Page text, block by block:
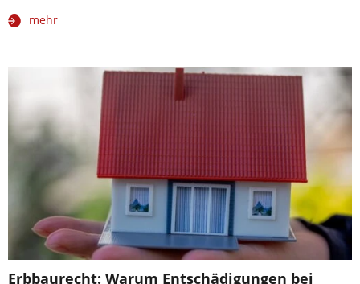
mehr
Erbbaurecht: Warum Entschädigungen bei